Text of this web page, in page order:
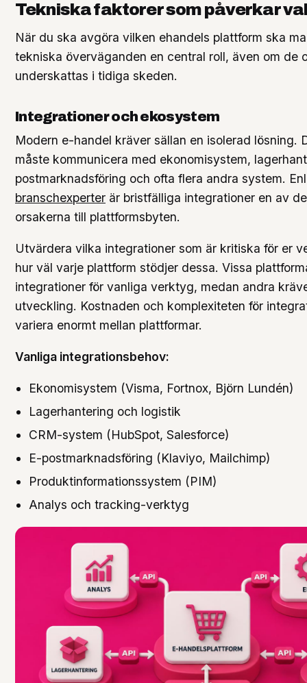
Tekniska faktorer som påverkar
När du ska avgöra vilken ehandels plattform ska
tekniska överväganden en central roll, även om de
underskattas i tidiga skeden.
Integrationer och ekosystem
Modern e-handel kräver sällan en isolerad lösning.
måste kommunicera med ekonomisystem,
postmarknadsföring och ofta flera andra system.
branschexperter är bristfälliga integrationer en av
orsakerna till plattformsbyten.
Utvärdera vilka integrationer som är kritiska för er
hur väl varje plattform stödjer dessa. Vissa
integrationer för vanliga verktyg, medan andra
utveckling. Kostnaden och komplexiteten för
variera enormt mellan plattformar.
Vanliga integrationsbehov:
Ekonomisystem (Visma, Fortnox, Björn Lundén)
Lagerhantering och logistik
CRM-system (HubSpot, Salesforce)
E-postmarknadsföring (Klaviyo, Mailchimp)
Produktinformationssystem (PIM)
Analys och tracking-verktyg